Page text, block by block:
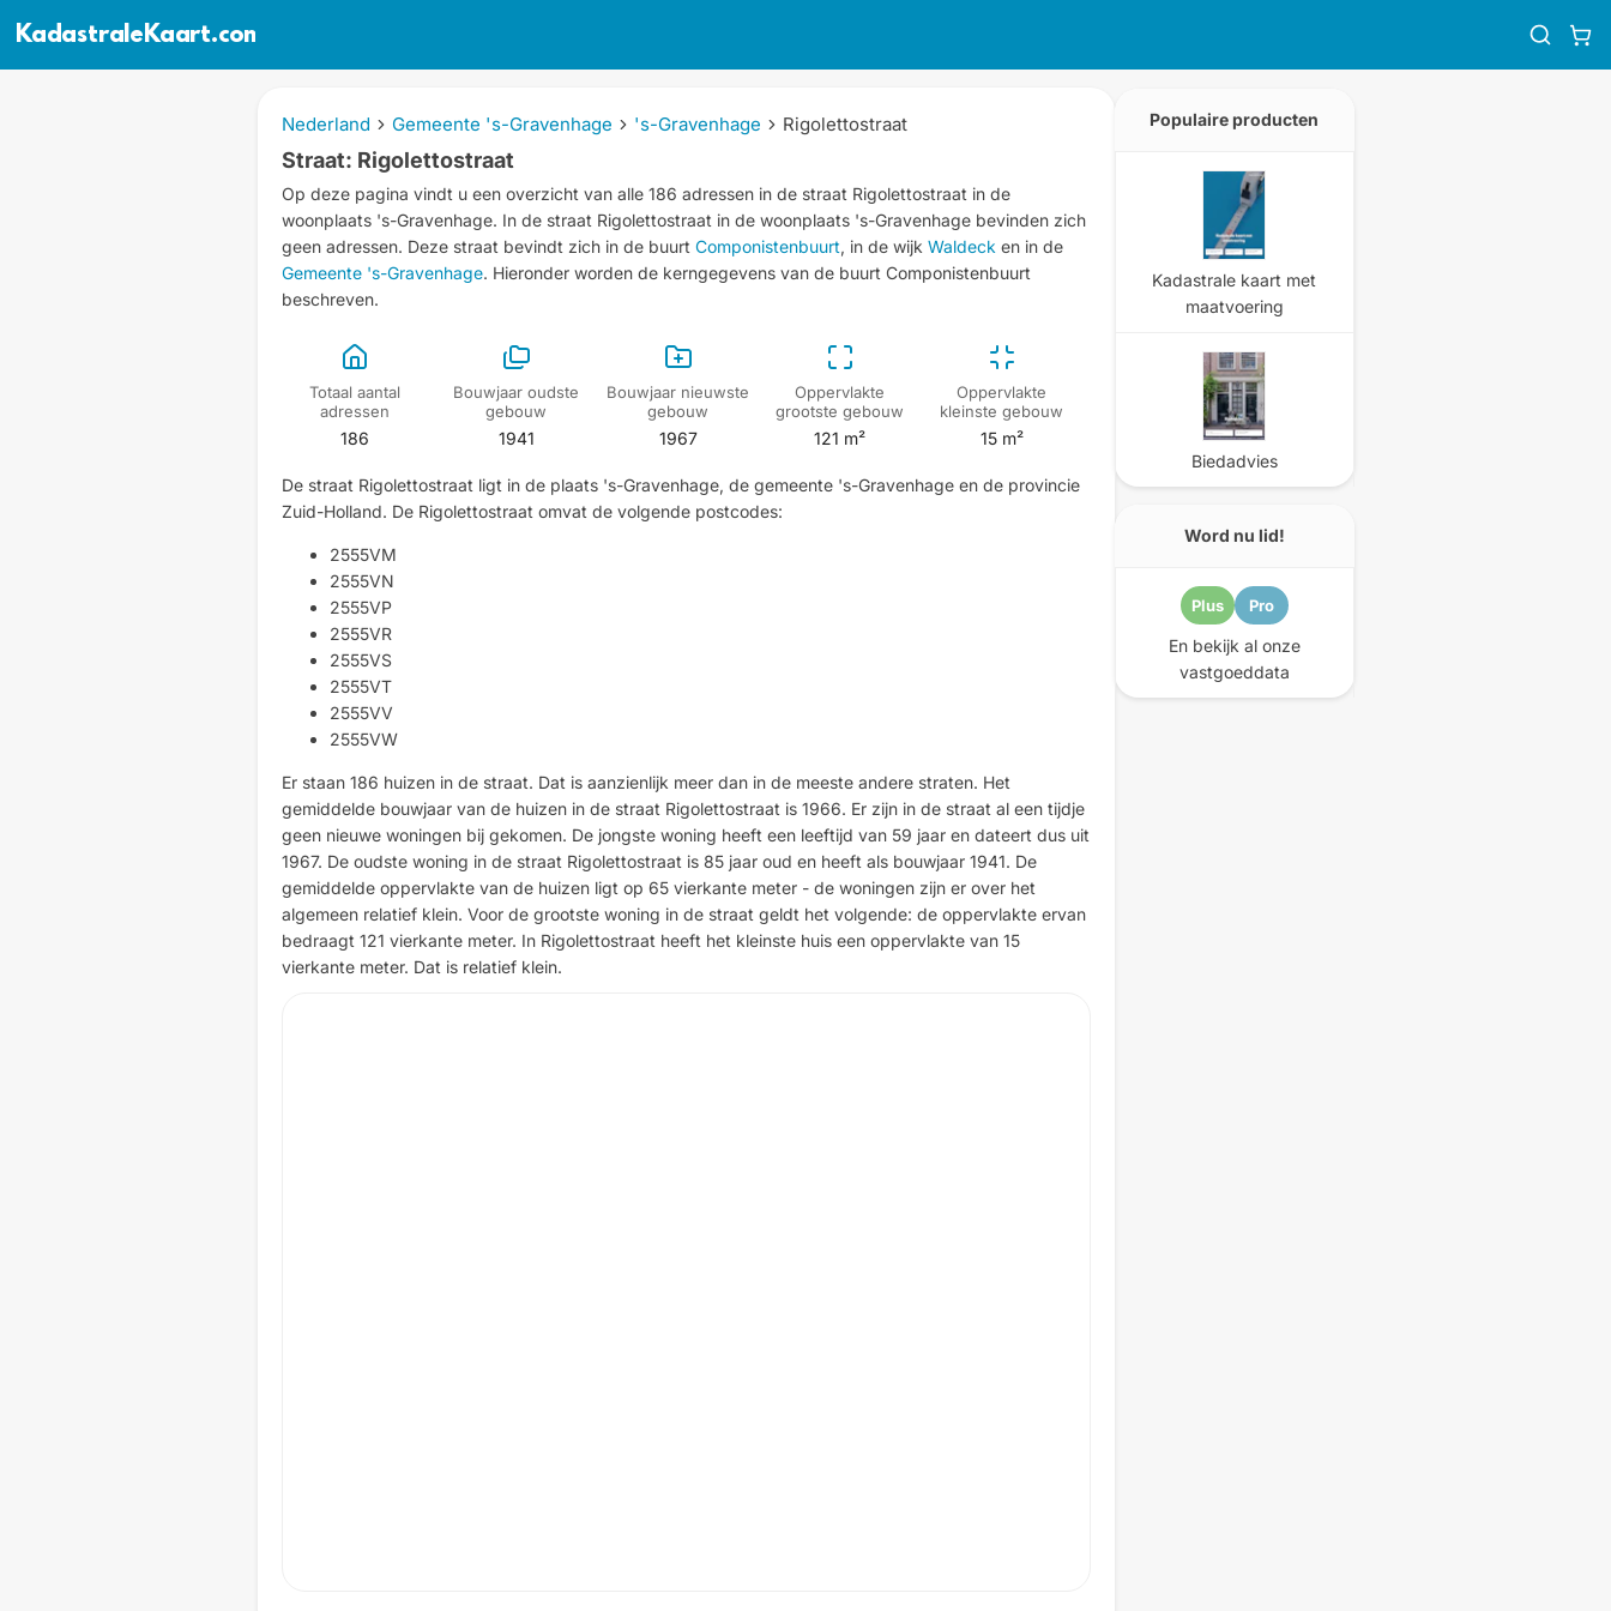
KadastraleKaart.com
Nederland Gemeente 's-Gravenhage 's-Gravenhage Rigolettostraat
Straat: Rigolettostraat
Op deze pagina vindt u een overzicht van alle 186 adressen in de straat Rigolettostraat in de
woonplaats 's-Gravenhage. In de straat Rigolettostraat in de woonplaats 's-Gravenhage bevinden zich
geen adressen. Deze straat bevindt zich in de buurt Componistenbuurt, in de wijk Waldeck en in de
Gemeente 's-Gravenhage. Hieronder worden de kerngegevens van de buurt Componistenbuurt
beschreven.
Totaal aantal
adressen
186
Bouwjaar oudste
gebouw
1941
Bouwjaar nieuwste
gebouw
1967
Oppervlakte
grootste gebouw
121 m²
Oppervlakte
kleinste gebouw
15 m²
De straat Rigolettostraat ligt in de plaats 's-Gravenhage, de gemeente 's-Gravenhage en de provincie
Zuid-Holland. De Rigolettostraat omvat de volgende postcodes:
2555VM
2555VN
2555VP
2555VR
2555VS
2555VT
2555VV
2555VW
Er staan 186 huizen in de straat. Dat is aanzienlijk meer dan in de meeste andere straten. Het
gemiddelde bouwjaar van de huizen in de straat Rigolettostraat is 1966. Er zijn in de straat al een tijdje
geen nieuwe woningen bij gekomen. De jongste woning heeft een leeftijd van 59 jaar en dateert dus uit
1967. De oudste woning in de straat Rigolettostraat is 85 jaar oud en heeft als bouwjaar 1941. De
gemiddelde oppervlakte van de huizen ligt op 65 vierkante meter - de woningen zijn er over het
algemeen relatief klein. Voor de grootste woning in de straat geldt het volgende: de oppervlakte ervan
bedraagt 121 vierkante meter. In Rigolettostraat heeft het kleinste huis een oppervlakte van 15
vierkante meter. Dat is relatief klein.
Populaire producten
Kadastrale kaart met
maatvoering
Biedadvies
Word nu lid!
Plus Pro
En bekijk al onze
vastgoeddata